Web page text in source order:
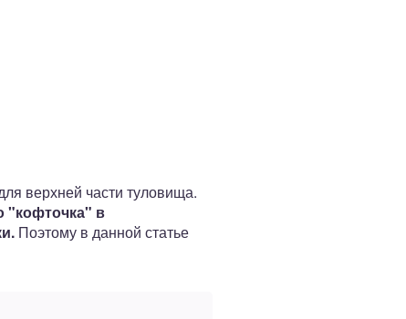
верхней части туловища.
"кофточка" в
Поэтому в данной статье